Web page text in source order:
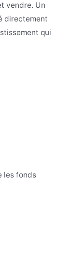
vendre. Un
directement
qui
les fonds